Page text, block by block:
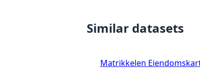
Similar datasets
Matrikkelen